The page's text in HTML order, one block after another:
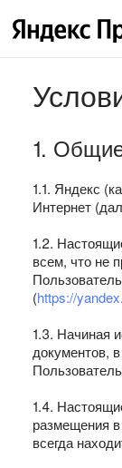
1.
1.1. Яндекс
Интернет
1.2.
всем, что не
(https://
1.3. Начиная
документов,
1.4.
размещения
всегда